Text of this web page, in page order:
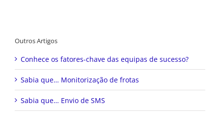
Outros Artigos
Conhece os fatores-chave das equipas de sucesso?
Sabia que… Monitorização de frotas
Sabia que… Envio de SMS